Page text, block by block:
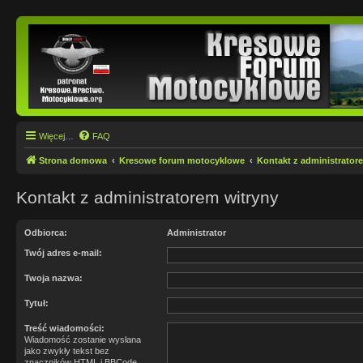
Więcej… FAQ
Strona domowa Kresowe forum motocyklowe Kontakt z
Kontakt z administratorem witryny
Odbiorca: Administrator
Twój adres e-mail:
Twoja nazwa:
Tytuł:
Treść wiadomości:
Wiadomość zostanie wysłana
jako zwykły tekst bez